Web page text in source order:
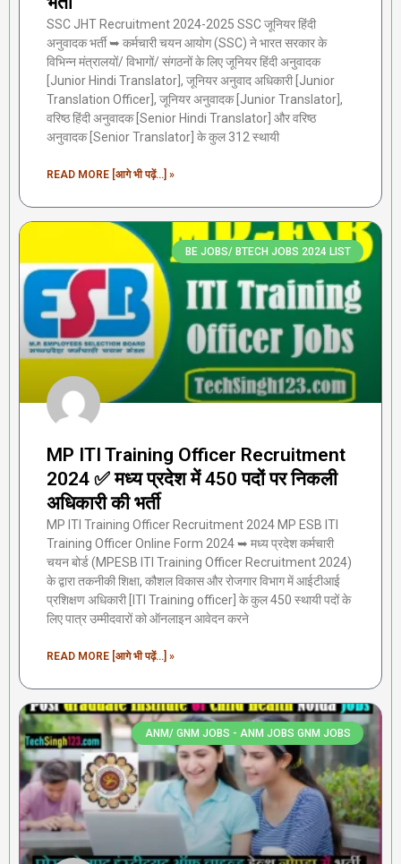
SSC JHT Recruitment 2024-2025 SSC जूनियर हिंदी
अनुवादक भर्ती ➥ कर्मचारी चयन आयोग (SSC) ने भारत सरकार के
विभिन्न मंत्रालयों/ विभागों/ संगठनों के लिए जूनियर हिंदी अनुवादक
[Junior Hindi Translator], जूनियर अनुवाद अधिकारी [Junior
Translation Officer], जूनियर अनुवादक [Junior Translator],
वरिष्ठ हिंदी अनुवादक [Senior Hindi Translator] और वरिष्ठ
अनुवादक [Senior Translator] के कुल 312 स्थायी
READ MORE [आगे भी पढ़ें...] »
BE JOBS/ BTECH JOBS 2024 LIST
MP ITI Training Officer Recruitment
2024 ✅ मध्य प्रदेश में 450 पदों पर निकली
अधिकारी की भर्ती
MP ITI Training Officer Recruitment 2024 MP ESB ITI
Training Officer Online Form 2024 ➥ मध्य प्रदेश कर्मचारी
चयन बोर्ड (MPESB ITI Training Officer Recruitment 2024)
के द्वारा तकनीकी शिक्षा, कौशल विकास और रोजगार विभाग में आईटीआई
प्रशिक्षण अधिकारी [ITI Training officer] के कुल 450 स्थायी पदों के
लिए पात्र उम्मीदवारों को ऑनलाइन आवेदन करने
READ MORE [आगे भी पढ़ें...] »
ANM/ GNM JOBS - ANM JOBS GNM JOBS